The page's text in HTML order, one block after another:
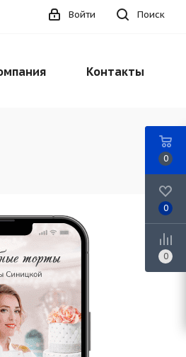
Поиск
Войти
Контакты
0
0
0